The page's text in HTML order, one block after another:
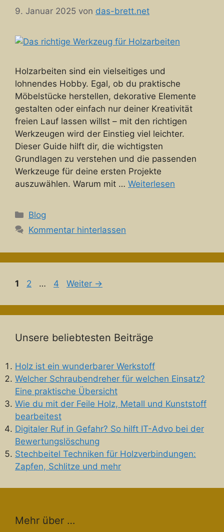
9. Januar 2025 von das-brett.net
Holzarbeiten sind ein vielseitiges und
lohnendes Hobby. Egal, ob du praktische
Möbelstücke herstellen, dekorative Elemente
gestalten oder einfach nur deiner Kreativität
freien Lauf lassen willst – mit den richtigen
Werkzeugen wird der Einstieg viel leichter.
Dieser Guide hilft dir, die wichtigsten
Grundlagen zu verstehen und die passenden
Werkzeuge für deine ersten Projekte
auszuwählen. Warum mit … Weiterlesen
Kategorien
Blog
Kommentar hinterlassen
Seite
1 Seite
2 … Seite
4 Weiter →
Unsere beliebtesten Beiträge
Holz ist ein wunderbarer Werkstoff
Welcher Schraubendreher für welchen Einsatz?
Eine praktische Übersicht
Wie du mit der Feile Holz, Metall und Kunststoff
bearbeitest
Digitaler Ruf in Gefahr? So hilft IT-Advo bei der
Bewertungslöschung
Stechbeitel Techniken für Holzverbindungen:
Zapfen, Schlitze und mehr
Mehr über …